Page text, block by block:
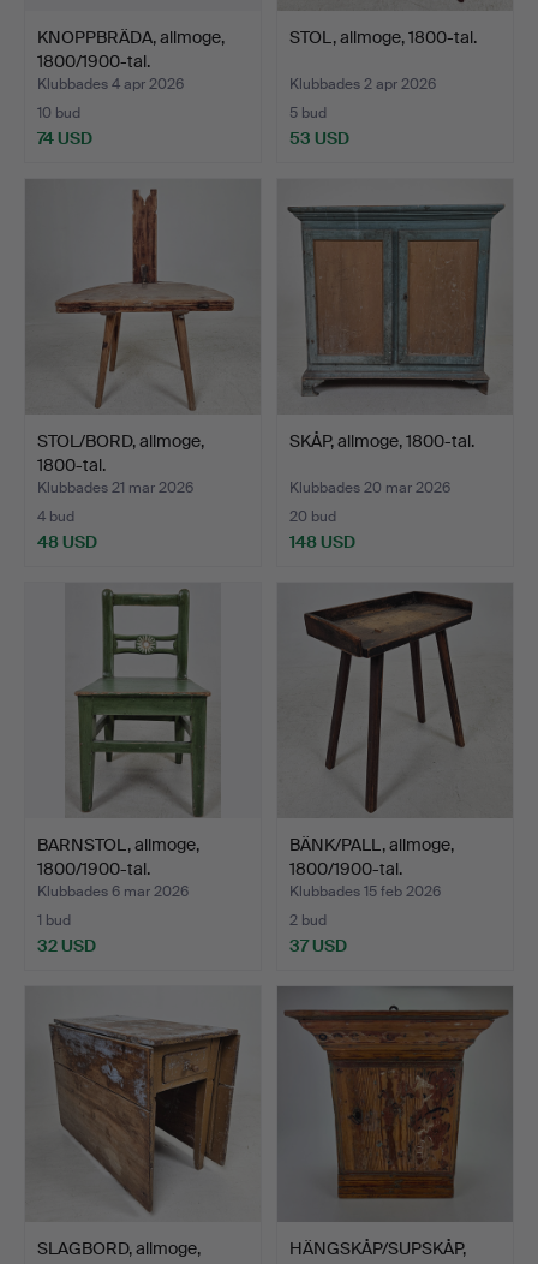
KNOPPBRÄDA, allmoge,
1800/1900-tal.
Klubbades 4 apr 2026
10 bud
74 USD
STOL, allmoge, 1800-tal.
Klubbades 2 apr 2026
5 bud
53 USD
STOL/BORD, allmoge,
1800-tal.
Klubbades 21 mar 2026
4 bud
48 USD
SKÅP, allmoge, 1800-tal.
Klubbades 20 mar 2026
20 bud
148 USD
BARNSTOL, allmoge,
1800/1900-tal.
Klubbades 6 mar 2026
1 bud
32 USD
BÄNK/PALL, allmoge,
1800/1900-tal.
Klubbades 15 feb 2026
2 bud
37 USD
SLAGBORD, allmoge,
HÄNGSKÅP/SUPSKÅP,